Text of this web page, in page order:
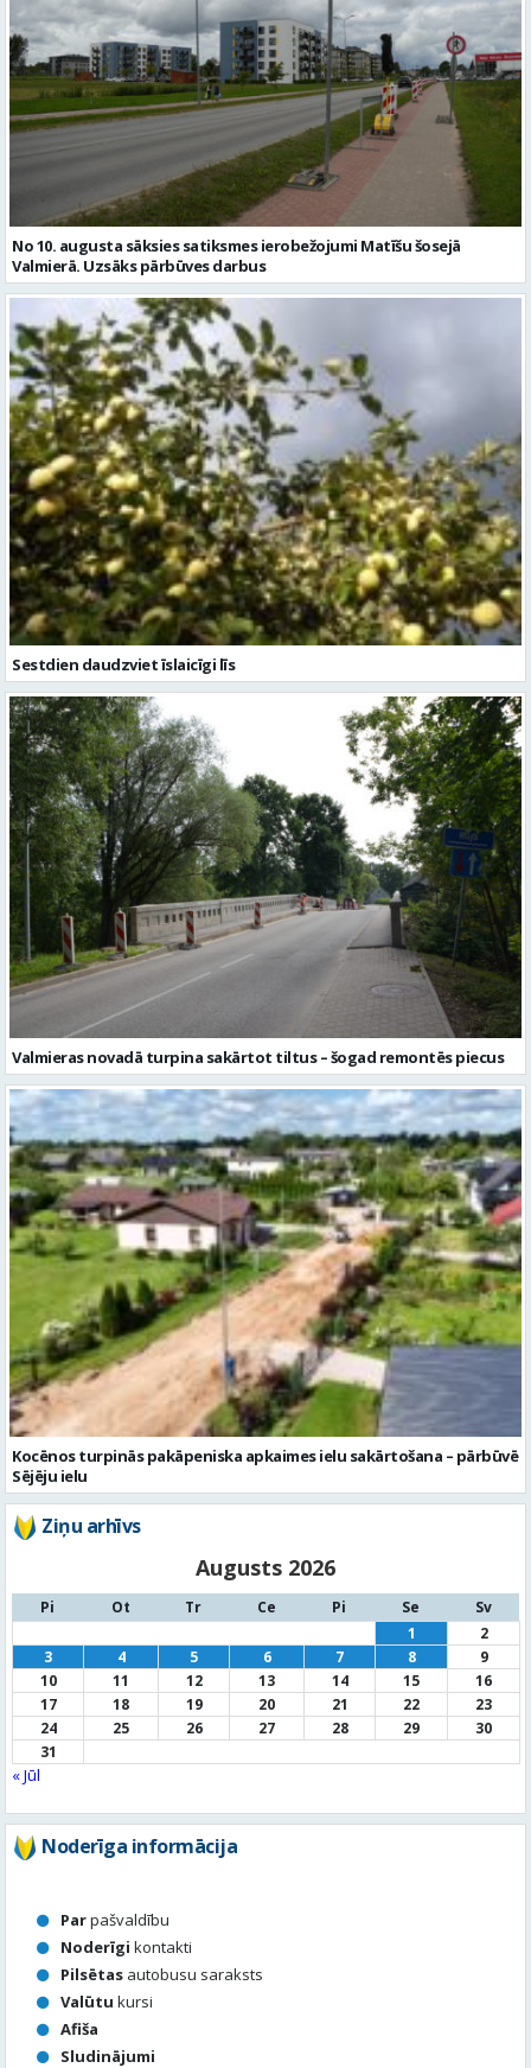
No 10. augusta sāksies satiksmes ierobežojumi Matīšu šosejā
Valmierā. Uzsāks pārbūves darbus
Sestdien daudzviet īslaicīgi līs
Valmieras novadā turpina sakārtot tiltus – šogad remontēs piecus
Kocēnos turpinās pakāpeniska apkaimes ielu sakārtošana – pārbūvē
Sējēju ielu
Ziņu arhīvs
Augusts 2026
Pi Ot Tr Ce Pi Se
Sv
1
2
3
4 5 6 7 8
9
10
11 12 13 14 15
16
17
18 19 20 21 22
23
24
25 26 27 28 29
30
31
« Jūl
Noderīga informācija
Parpašvaldību
Noderīgi kontakti
Pilsētas autobusu saraksts
Valūtu kursi
Afiša
Sludinājumi